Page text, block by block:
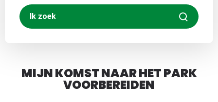
MIJN KOMST NAAR HET PARK
VOORBEREIDEN